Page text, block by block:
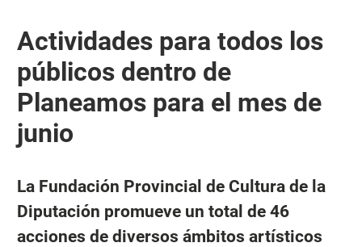
Actividades para todos los
públicos dentro de
Planeamos para el mes de
junio
La Fundación Provincial de Cultura de la
Diputación promueve un total de 46
acciones de diversos ámbitos artísticos